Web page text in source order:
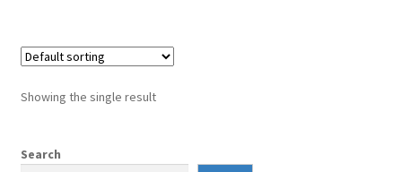
Showing the single result
Search